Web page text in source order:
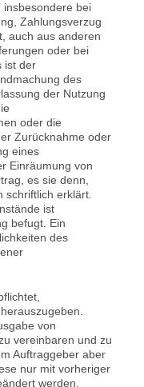
insbesondere bei
Zahlungsverzug
auch aus anderen
oder bei
ist der
des
der Nutzung
oder die
Zurücknahme oder
eines
Einräumung von
es sie denn,
schriftlich erklärt.
ist
befugt. Ein
des
von
vereinbaren und zu
Auftraggeber aber
nur mit vorheriger
werden.